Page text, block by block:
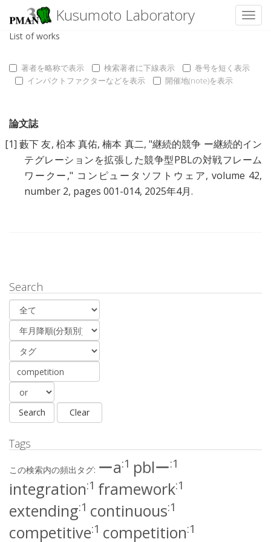
Kusumoto Laboratory
List of works
著者を略称で表示 検索著者に下線表示
巻号を短く表示
インパクトファクターなどを表示
開催地(note)を表示
論文誌
[1] 藪下 友, 柗本 真佑,楠本 真二, "継続的競争 ー継続的イン
テグレーションを拡張した競争型PBLの対戦フレーム
ワークー," コンピュータソフトウェア, volume 42,
number 2, pages 001-014, 2025年4月.
Search
Tags
この検索内の頻出タグ: ーa:1 pblー:1
integration:1 framework:1
extending:1 continuous:1
competitive:1 competition:1